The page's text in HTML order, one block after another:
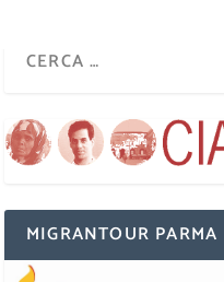
MIGRANTOUR PARMA